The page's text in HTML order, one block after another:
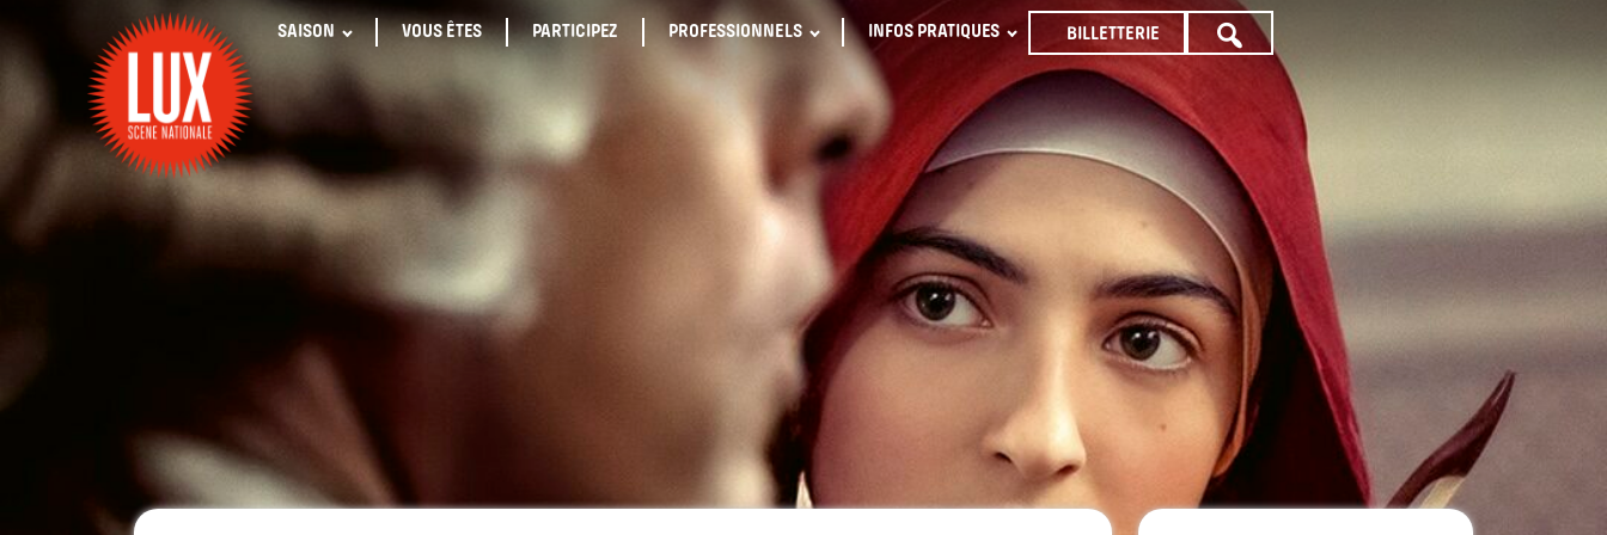
SAISON VOUS ÊTES PARTICIPEZ PROFESSIONNELS INFOS PRATIQUES BILLETTERIE
TOUTE
PROGRAMMATION